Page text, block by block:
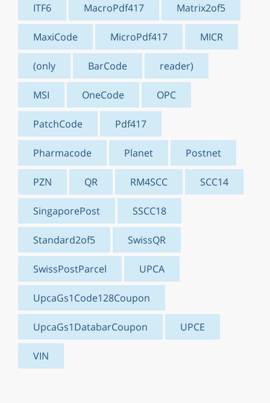
ITF6 MacroPdf417 Matrix2of5
MaxiCode MicroPdf417 MICR
(only BarCode reader)
MSI OneCode OPC
PatchCode Pdf417
Pharmacode Planet Postnet
PZN QR RM4SCC SCC14
SingaporePost SSCC18
Standard2of5 SwissQR
SwissPostParcel UPCA
UpcaGs1Code128Coupon
UpcaGs1DatabarCoupon UPCE
VIN